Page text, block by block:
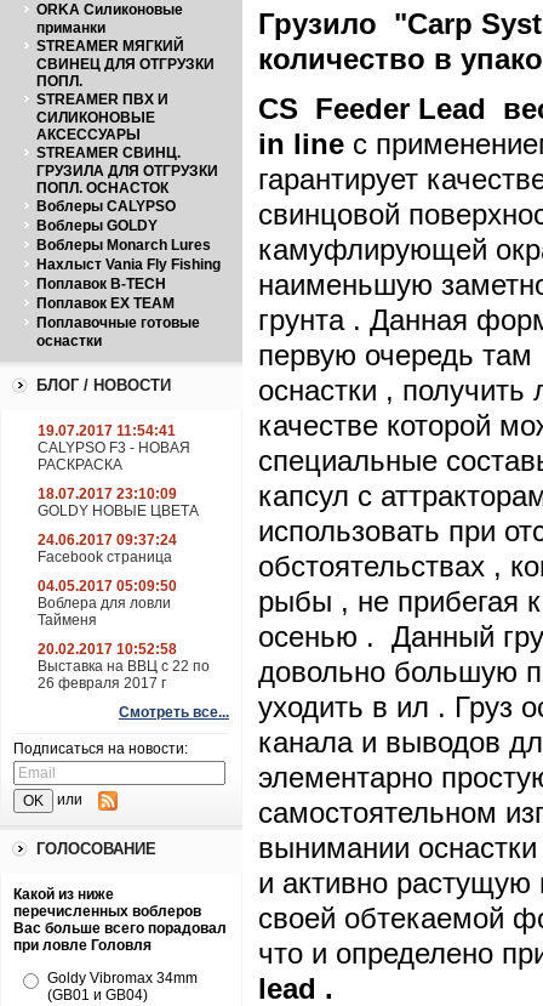
ORKA Силиконовые
приманки
STREAMER МЯГКИЙ
СВИНЕЦ ДЛЯ ОТГРУЗКИ
ПОПЛ.
STREAMER ПВХ И
СИЛИКОНОВЫЕ
АКСЕССУАРЫ
STREAMER СВИНЦ.
ГРУЗИЛА ДЛЯ ОТГРУЗКИ
ПОПЛ. ОСНАСТОК
Воблеры CALYPSO
Воблеры GOLDY
Воблеры Monarch Lures
Нахлыст Vania Fly Fishing
Поплавок B-TECH
Поплавок EX TEAM
Поплавочные готовые
оснастки
БЛОГ / НОВОСТИ
19.07.2017 11:54:41
CALYPSO F3 - НОВАЯ
РАСКРАСКА
18.07.2017 23:10:09
GOLDY НОВЫЕ ЦВЕТА
24.06.2017 09:37:24
Facebook страница
04.05.2017 05:09:50
Воблера для ловли
Тайменя
20.02.2017 10:52:58
Выставка на ВВЦ с 22 по
26 февраля 2017 г
Смотреть все...
Подписаться на новости:
или
ГОЛОСОВАНИЕ
Какой из ниже
перечисленных воблеров
Вас больше всего порадовал
при ловле Головля
Goldy Vibromax 34mm
(GB01 и GB04)
Грузило "Carp
количество в
CS Feeder Lead
in line с
гарантирует
свинцовой
камуфлирующей
наименьшую
грунта . Данная
первую очередь
оснастки ,
качестве которой
специальные
капсул с
использовать при
обстоятельствах ,
рыбы , не прибегая
осенью . Данный
довольно большую
уходить в ил . Груз
канала и выводов
элементарно
самостоятельном
вынимании
и активно растущую
своей обтекаемой
что и определено
lead .